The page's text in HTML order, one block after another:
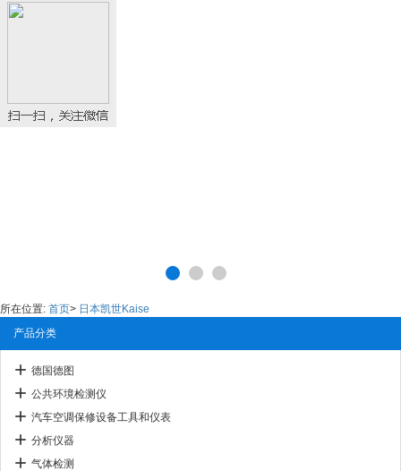
所在位置: 首页> 日本凯世Kaise
产品分类
德国德图
公共环境检测仪
汽车空调保修设备工具和仪表
分析仪器
气体检测